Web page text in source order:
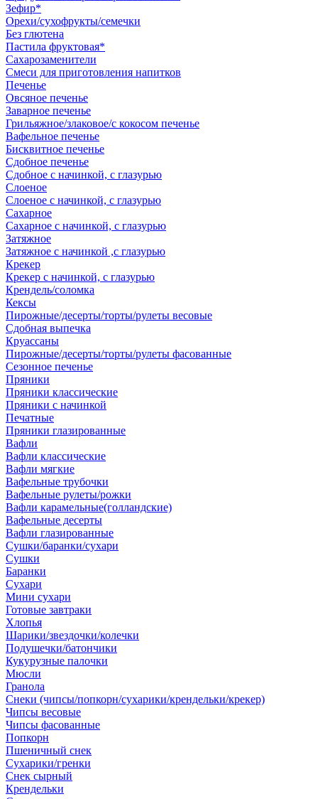
Зефир*
Орехи/сухофрукты/семечки
Без глютена
Пастила фруктовая*
Сахарозаменители
Смеси для приготовления напитков
Печенье
Овсяное печенье
Заварное печенье
Грильяжное/злаковое/с кокосом печенье
Вафельное печенье
Бисквитное печенье
Сдобное печенье
Сдобное с начинкой, с глазурью
Слоеное
Слоеное с начинкой, с глазурью
Сахарное
Сахарное с начинкой, с глазурью
Затяжное
Затяжное с начинкой ,с глазурью
Крекер
Крекер с начинкой, с глазурью
Крендель/соломка
Кексы
Пирожные/десерты/торты/рулеты весовые
Сдобная выпечка
Круассаны
Пирожные/десерты/торты/рулеты фасованные
Сезонное печенье
Пряники
Пряники классические
Пряники с начинкой
Печатные
Пряники глазированные
Вафли
Вафли классические
Вафли мягкие
Вафельные трубочки
Вафельные рулеты/рожки
Вафли карамельные(голландские)
Вафельные десерты
Вафли глазированные
Сушки/баранки/сухари
Сушки
Баранки
Сухари
Мини сухари
Готовые завтраки
Хлопья
Шарики/звездочки/колечки
Подушечки/батончики
Кукурузные палочки
Мюсли
Гранола
Снеки (чипсы/попкорн/сухарики/крендельки/крекер)
Чипсы весовые
Чипсы фасованные
Попкорн
Пшеничный снек
Сухарики/гренки
Снек сырный
Крендельки